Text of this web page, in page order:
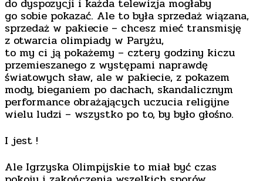
do dyspozycji i każda telewizja mogłaby
go sobie pokazać. Ale to była sprzedaż wiązana,
sprzedaż w pakiecie – chcesz mieć transmisję
z otwarcia olimpiady w Paryżu,
to my ci ją pokażemy – cztery godziny kiczu
przemieszanego z występami naprawdę
światowych sław, ale w pakiecie, z pokazem
mody, bieganiem po dachach, skandalicznym
performance obrażających uczucia religijne
wielu ludzi – wszystko po to, by było głośno.
I jest !
Ale Igrzyska Olimpijskie to miał być czas